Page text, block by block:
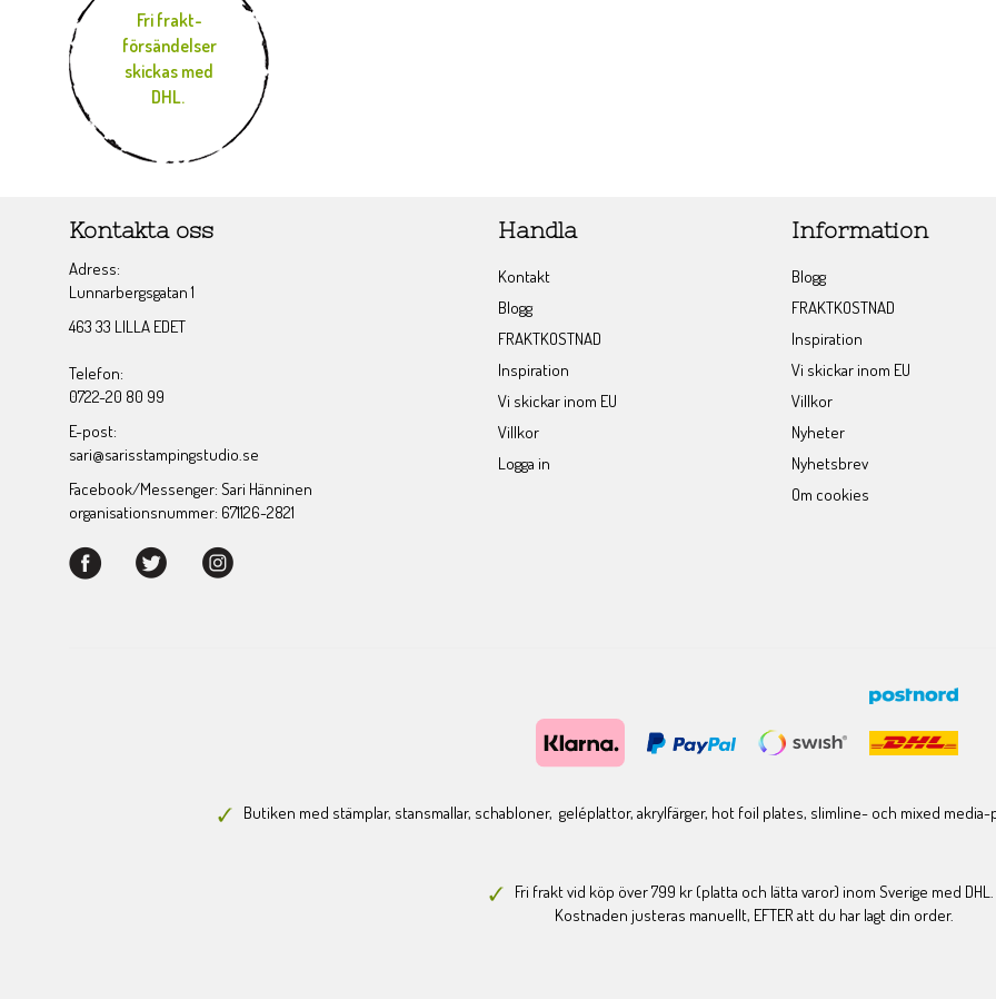
Fri frakt-
försändelser
skickas med
DHL.
Kontakta oss
Adress:
Lunnarbergsgatan 1
463 33 LILLA EDET
Telefon:
0722-20 80 99
E-post:
sari@sarisstampingstudio.se
Facebook/Messenger: Sari Hänninen
organisationsnummer: 671126-2821
Handla
Kontakt
Blogg
FRAKTKOSTNAD
Inspiration
Vi skickar inom EU
Villkor
Logga in
Information
Blogg
FRAKTKOSTNAD
Inspiration
Vi skickar inom EU
Villkor
Nyheter
Nyhetsbrev
Om cookies
Butiken med stämplar, stansmallar, schabloner, geléplattor, akrylfärger, hot foil plates, slimline- och mixed
Fri frakt vid köp över 799 kr (platta och lätta varor) inom Sverige med DHL.
Kostnaden justeras manuellt, EFTER att du har lagt din order.